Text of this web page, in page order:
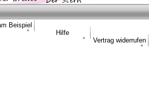
Beispiel
Hilfe
Vertrag widerrufen